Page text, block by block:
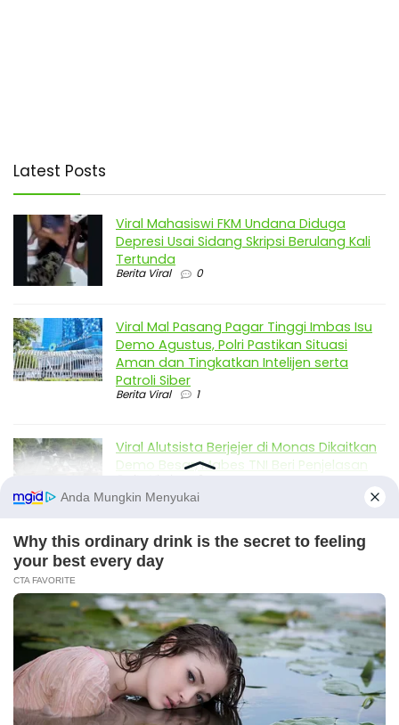
Latest Posts
Viral Mahasiswi FKM Undana Diduga
Depresi Usai Sidang Skripsi Berulang Kali
Tertunda
Berita Viral 0
Viral Mal Pasang Pagar Tinggi Imbas Isu
Demo Agustus, Polri Pastikan Situasi
Aman dan Tingkatkan Intelijen serta
Patroli Siber
Berita Viral 1
Viral Alutsista Berjejer di Monas Dikaitkan
Demo Besar, Mabes TNI Beri Penjelasan
Viral Ayah Tinggalkan Istri dan Bayi Demi
Dugaan Selingkuhan Sesama Jenis
Viral Lagu Kicau Mania di Luar Negeri,
Liriknya Disangka “Getcho Money Up”
hingga Ramai di TikTok Global
Musik Viral 2